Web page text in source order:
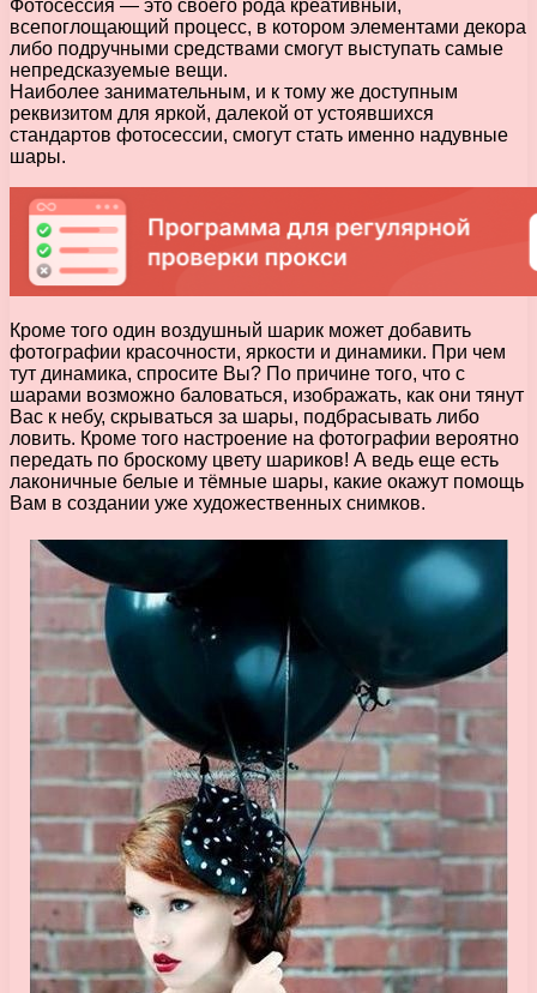
Фотосессия — это своего рода креативный,
всепоглощающий процесс, в котором элементами декора
либо подручными средствами смогут выступать самые
непредсказуемые вещи.
Наиболее занимательным, и к тому же доступным
реквизитом для яркой, далекой от устоявшихся
стандартов фотосессии, смогут стать именно надувные
шары.
Кроме того один воздушный шарик может добавить
фотографии красочности, яркости и динамики. При чем
тут динамика, спросите Вы? По причине того, что с
шарами возможно баловаться, изображать, как они тянут
Вас к небу, скрываться за шары, подбрасывать либо
ловить. Кроме того настроение на фотографии вероятно
передать по броскому цвету шариков! А ведь еще есть
лаконичные белые и тёмные шары, какие окажут помощь
Вам в создании уже художественных снимков.